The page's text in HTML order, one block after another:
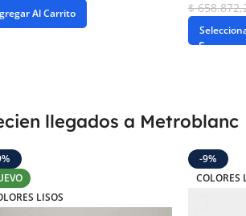
Al Carrito $
llegados a Metroblanc
LISOS
-9%
COLORES